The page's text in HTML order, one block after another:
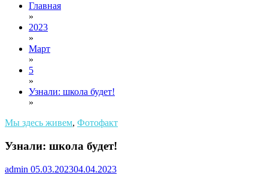
Главная
»
2023
»
Март
»
5
»
Узнали: школа будет!
»
Мы здесь живем, Фотофакт
Узнали: школа будет!
admin 05.03.202304.04.2023